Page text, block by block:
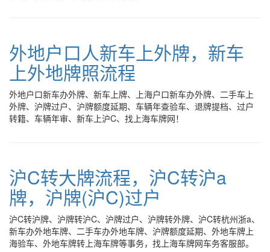
外地户口人新车上外牌，新车
上外地牌照流程
外地户口新车办外牌、新车上牌、上海户口新车办外牌、二手车上
外牌、沪牌过户、沪牌额度延期、车辆年查验车、退牌提档、过户
转籍、车辆年审、新车上沪C、找上海车牌网！
沪C转大牌流程，沪C转沪a
牌，沪牌(沪C)过户
沪C转沪牌、沪牌转沪C、沪牌过户、沪牌转外牌、沪C转杭州浙a、
新车办外地车牌、二手车办外地车牌、沪牌额度延期、外地车牌上
海验车、外地车牌转上海车牌等事务，找上海车牌网车务客服部。